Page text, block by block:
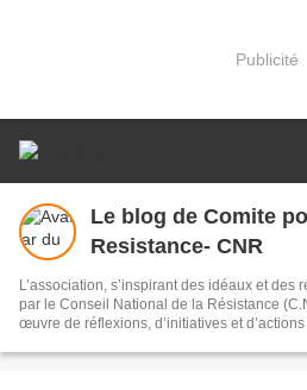
Publicité
Le blog de Comite
Resistance- CNR
L’association, s’inspirant des idéaux et
par le Conseil National de la Résistance
œuvre de réflexions, d’initiatives et
mouvements sociaux de notre République.